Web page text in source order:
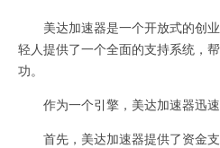
美达加速器是一个开放式的创业
轻人提供了一个全面的支持系统，
功。
作为一个引擎，美达加速器迅速
首先，美达加速器提供了资金支